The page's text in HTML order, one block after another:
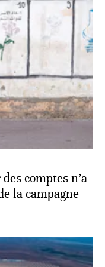
comptes n’a
la campagne